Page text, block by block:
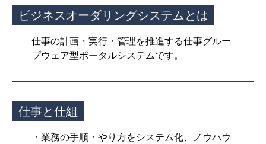
ビジネスオーダリングシステムとは
仕事の計画・実行・管理を推進する仕事グルー
プウェア型ポータルシステムです。
仕事と仕組
・業務の手順・やり方をシステム化、ノウハウ